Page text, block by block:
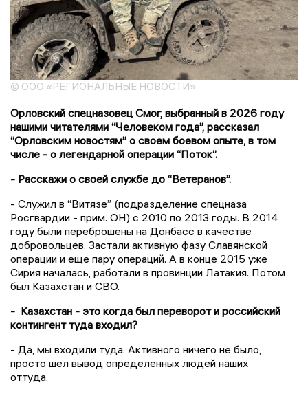
© ООО «РЕГИОНАЛЬНЫЕ НОВОСТИ»
Орловский спецназовец Смог, выбранный в 2026 году
нашими читателями “Человеком года”, рассказал
“Орловским новостям” о своем боевом опыте, в том
числе - о легендарной операции “Поток”.
- Расскажи о своей службе до “Ветеранов”.
- Служил в “Витязе” (подразделение спецназа
Росгвардии - прим. ОН) с 2010 по 2013 годы. В 2014
году были переброшены на Донбасс в качестве
добровольцев. Застали активную фазу Славянской
операции и еще пару операций. А в конце 2015 уже
Сирия началась, работали в провинции Латакия. Потом
был Казахстан и СВО.
- Казахстан - это когда был переворот и российский
контингент туда входил?
- Да, мы входили туда. Активного ничего не было,
просто шел вывод определенных людей наших
оттуда.